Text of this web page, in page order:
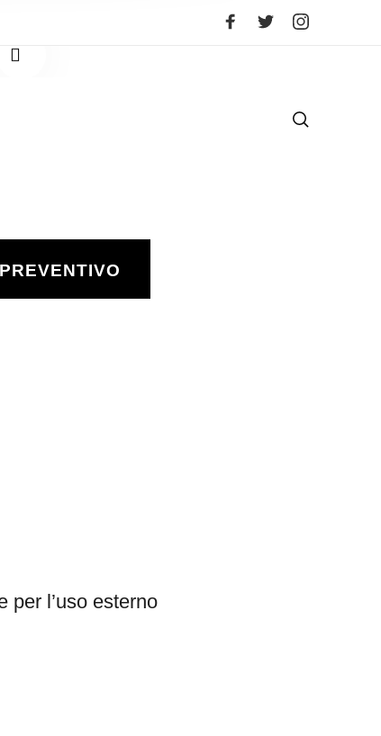
per l’uso esterno